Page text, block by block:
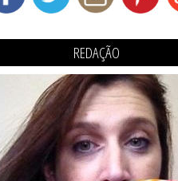
REDAÇÃO